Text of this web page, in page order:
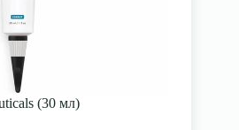
(30 мл)